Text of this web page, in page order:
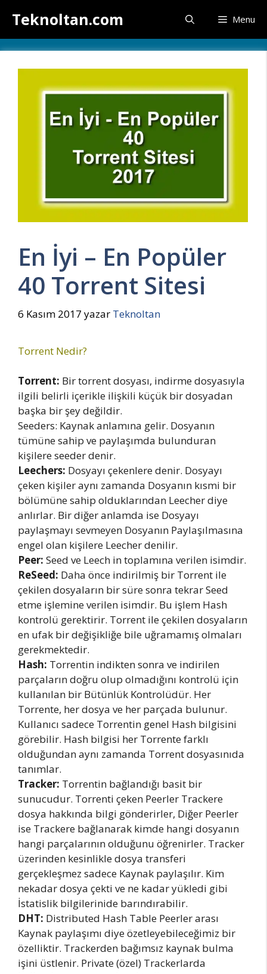
atlaTeknoltan.com Menu
En İyi – En Popüler
40 Torrent Sitesi
6 Kasım 2017 yazar Teknoltan
Torrent Nedir?
Torrent: Bir torrent dosyası, indirme dosyasıyla
ilgili belirli içerikle ilişkili küçük bir dosyadan
başka bir şey değildir.
Seeders: Kaynak anlamına gelir. Dosyanın
tümüne sahip ve paylaşımda bulunduran
kişilere seeder denir.
Leechers: Dosyayı çekenlere denir. Dosyayı
çeken kişiler aynı zamanda Dosyanın kısmi bir
bölümüne sahip olduklarından Leecher diye
anlırlar. Bir diğer anlamda ise Dosyayı
paylaşmayı sevmeyen Dosyanın Paylaşılmasına
engel olan kişilere Leecher denilir.
Peer: Seed ve Leech in toplamına verilen isimdir.
ReSeed: Daha önce indirilmiş bir Torrent ile
çekilen dosyaların bir süre sonra tekrar Seed
etme işlemine verilen isimdir. Bu işlem Hash
kontrolü gerektirir. Torrent ile çekilen dosyaların
en ufak bir değişikliğe bile uğramamış olmaları
gerekmektedir.
Hash: Torrentin indikten sonra ve indirilen
parçaların doğru olup olmadığını kontrolü için
kullanılan bir Bütünlük Kontrolüdür. Her
Torrente, her dosya ve her parçada bulunur.
Kullanıcı sadece Torrentin genel Hash bilgisini
görebilir. Hash bilgisi her Torrente farklı
olduğundan aynı zamanda Torrent dosyasınıda
tanımlar.
Tracker: Torrentin bağlandığı basit bir
sunucudur. Torrenti çeken Peerler Trackere
dosya hakkında bilgi gönderirler, Diğer Peerler
ise Trackere bağlanarak kimde hangi dosyanın
hangi parçalarının olduğunu öğrenirler. Tracker
üzerinden kesinlikle dosya transferi
gerçekleşmez sadece Kaynak paylaşılır. Kim
nekadar dosya çekti ve ne kadar yükledi gibi
İstatislik bilgilerinide barındırabilir.
DHT: Distributed Hash Table Peerler arası
Kaynak paylaşımı diye özetleyebileceğimiz bir
özelliktir. Trackerden bağımsız kaynak bulma
işini üstlenir. Private (özel) Trackerlarda